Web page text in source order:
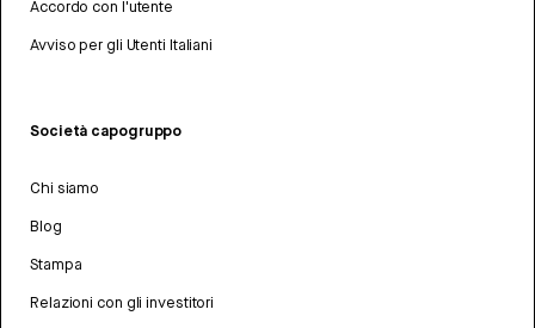
Accordo con l'utente
Avviso per gli Utenti Italiani
Società capogruppo
Chi siamo
Blog
Stampa
Relazioni con gli investitori